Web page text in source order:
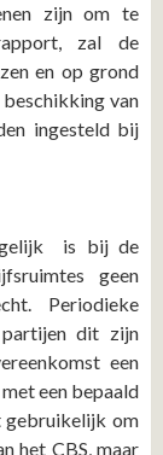
zijn om te
zal de
en op grond
van
ingesteld bij
is bij de
geen
Periodieke
partijen dit zijn
een
een bepaald
gebruikelijk om
het CBS, maar